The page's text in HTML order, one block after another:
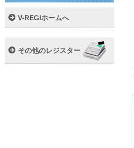
V-REGIホームへ
その他のレジスター